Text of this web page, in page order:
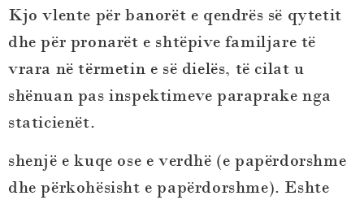
Kjo vlente për banorët e qendrës së qytetit
dhe për pronarët e shtëpive familjare të
vrara në tërmetin e së dielës, të cilat u
shënuan pas inspektimeve paraprake nga
staticienët.
shenjë e kuqe ose e verdhë (e papërdorshme
dhe përkohësisht e papërdorshme). Eshte